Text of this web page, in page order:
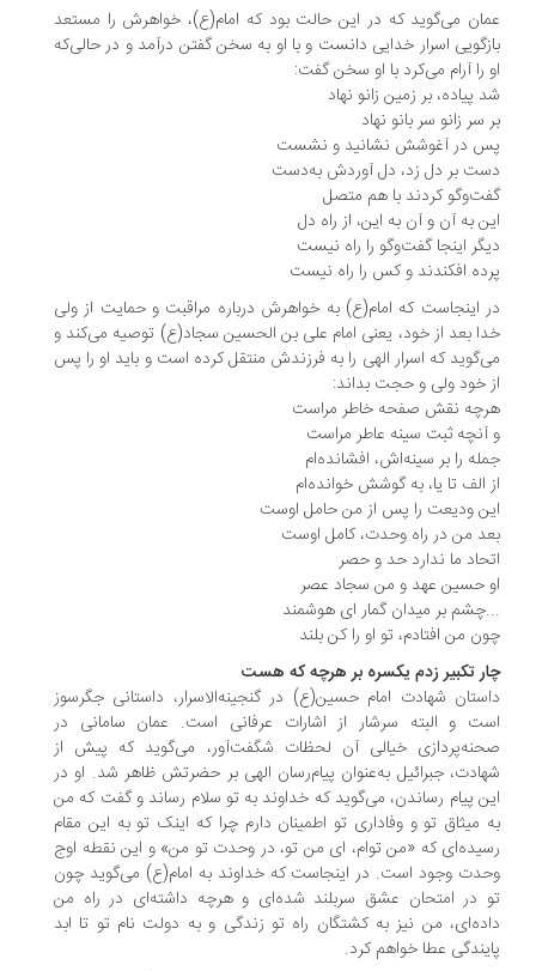
می‌گوید که در این حالت بود که امام(ع)‌، خواهرش را مستعد
اسرار خدایی دانست و با او به سخن گفتن درآمد و در حالی‌که
را آرام می‌کرد با او سخن گفت:
پیاده، بر زمین زانو نهاد
سر زانو سر بانو نهاد
در آغوشش نشانید و نشست
بر دل زد، دل آوردش به‌دست
کردند با هم متصل
به آن و آن به این، از راه دل
اینجا گفت‌و‌گو را راه نیست
افکندند و کس را راه نیست
اینجاست که امام(ع) به خواهرش درباره مراقبت و حمایت از ولی
بعد از خود، یعنی امام علی بن الحسین سجاد(ع) توصیه می‌کند و
که اسرار الهی را به فرزندش منتقل کرده است و باید او را پس
خود ولی و حجت بداند:
نقش صفحه‌ خاطر مراست
ثبت سینه عاطر مراست
را بر سینه‌اش، افشانده‌ام
الف تا یا، به گوشش خوانده‌ام
ودیعت را پس از من حامل اوست
من در راه وحدت، کامل اوست
ما ندارد حد و حصر
حسین عهد و من سجاد عصر
بر میدان گمار ای هوشمند
من افتادم، تو او را کن بلند
تکبیر زدم یکسره بر هرچه که هست
شهادت امام حسین(ع) در گنجینه‌الاسرار، داستانی جگرسوز
و البته سرشار از اشارات عرفانی است. عمان سامانی در
خیالی آن لحظات شگفت‌آور، می‌گوید که پیش از
جبرائیل به‌عنوان پیام‌رسان الهی بر حضرتش ظاهر شد. او در
پیام رساندن، می‌گوید که خداوند به تو سلام رساند و گفت که من
میثاق تو و وفاداری تو اطمینان دارم چرا که اینک تو به این مقام
که «من توام، ای من تو، در وحدت تو من» و این نقطه اوج
وجود است. در اینجاست که خداوند به امام(ع) می‌گوید چون
در امتحان عشق سربلند شده‌ای و هرچه داشته‌ای در راه من
من نیز به کشتگان راه تو زندگی و به دولت نام تو تا ابد
عطا خواهم کرد.